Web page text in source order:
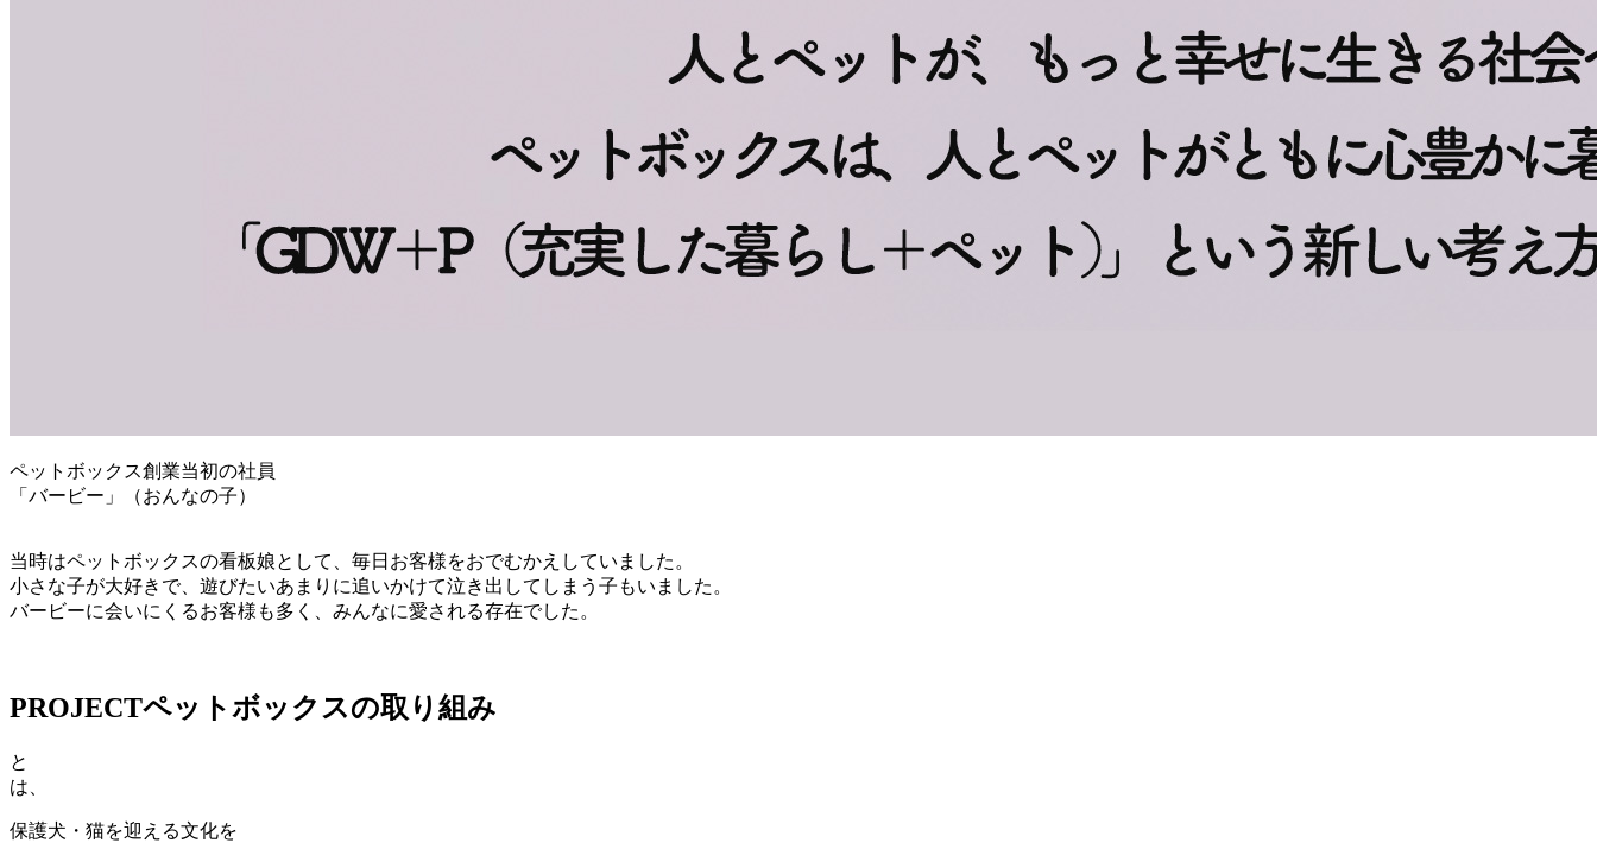
ペットボックス創業当初の社員
「バービー」（おんなの子）
当時はペットボックスの看板娘として、毎日お客様をおでむかえしていました。
小さな子が大好きで、遊びたいあまりに追いかけて泣き出してしまう子もいました。
バービーに会いにくるお客様も多く、みんなに愛される存在でした。
PROJECTペットボックスの取り組み
と
は、
保護犬・猫を迎える文化を